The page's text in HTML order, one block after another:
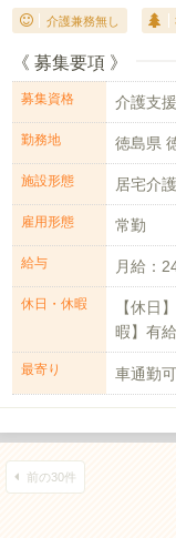
介護兼務無し
《 募集要項 》
募集資格 介護支
勤務地 徳島県
施設形態 居宅介
雇用形態 常勤
給与 月給：
休日・休暇
【休日
暇】有
最寄り
前の30件